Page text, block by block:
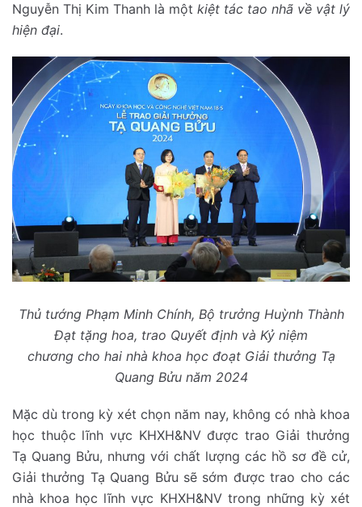
Nguyễn Thị Kim Thanh là một kiệt tác tao nhã về vật lý
hiện đại.
Thủ tướng Phạm Minh Chính, Bộ trưởng Huỳnh Thành
Đạt tặng hoa, trao Quyết định và Kỷ niệm
chương cho hainhà khoa học đoạt Giải thưởng Tạ
Quang Bửu năm 2024
Mặc dù trong kỳ xét chọn năm nay, không có nhà khoa
học thuộc lĩnh vực KHXH&NV được trao Giải thưởng
Tạ Quang Bửu, nhưng với chất lượng các hồ sơ đề cử,
Giải thưởng Tạ Quang Bửu sẽ sớm được trao cho các
nhà khoa học lĩnh vực KHXH&NV trong những kỳ xét